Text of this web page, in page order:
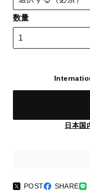
数量
日本国
POST SHARE